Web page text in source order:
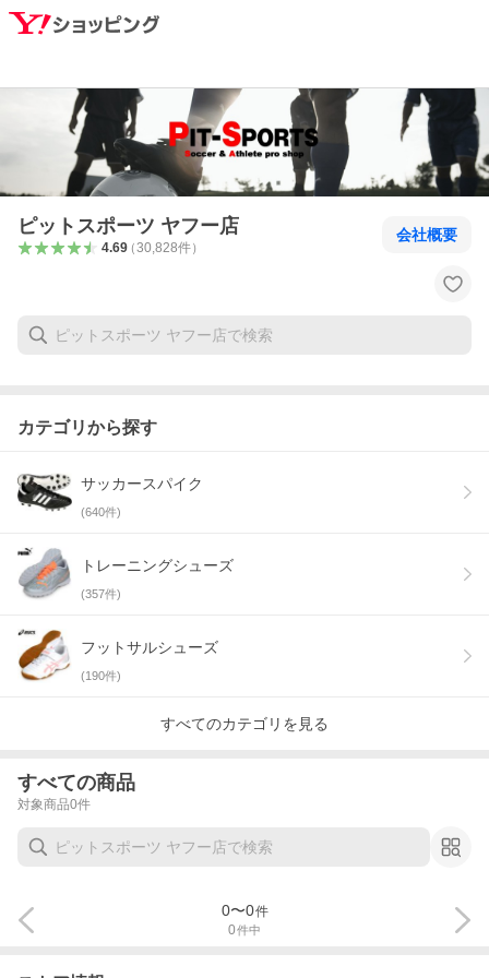
ピットスポーツ ヤフー店
4.69（30,828件）
会社概要
カテゴリから探す
サッカースパイク
(640件)
トレーニングシューズ
(357件)
フットサルシューズ
(190件)
すべてのカテゴリを見る
すべての商品
対象商品0件
0件中
0〜0件